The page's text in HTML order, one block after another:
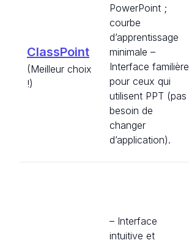
ClassPoint
(Meilleur choix
!)
PowerPoint ;
courbe
d’apprentissage
minimale –
Interface familière
pour ceux qui
utilisent PPT (pas
besoin de
changer
d’application).
– Interface
intuitive et